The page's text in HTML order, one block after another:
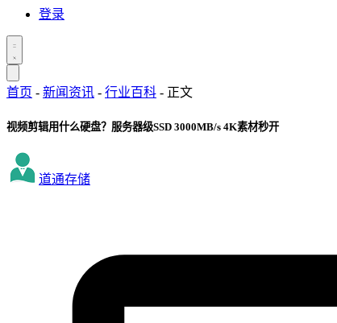
登录
首页 - 新闻资讯 - 行业百科 - 正文
视频剪辑用什么硬盘？服务器级SSD 3000MB/s 4K素材秒开
道通存储